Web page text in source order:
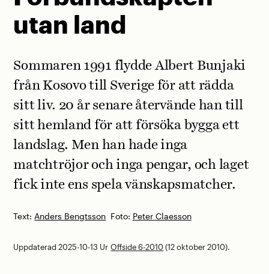
utan land
Text: Anders Bengtsson Foto: Peter Claesson
Sommaren 1991 flydde Albert Bunjaki
från Kosovo till Sverige för att rädda
sitt liv. 20 år senare återvände han till
sitt hemland för att försöka bygga ett
landslag. Men han hade inga
matchtröjor och inga pengar, och laget
fick inte ens spela vänskapsmatcher.
Uppdaterad 2025-10-13 UrOffside 6-2010 (12 oktober 2010).